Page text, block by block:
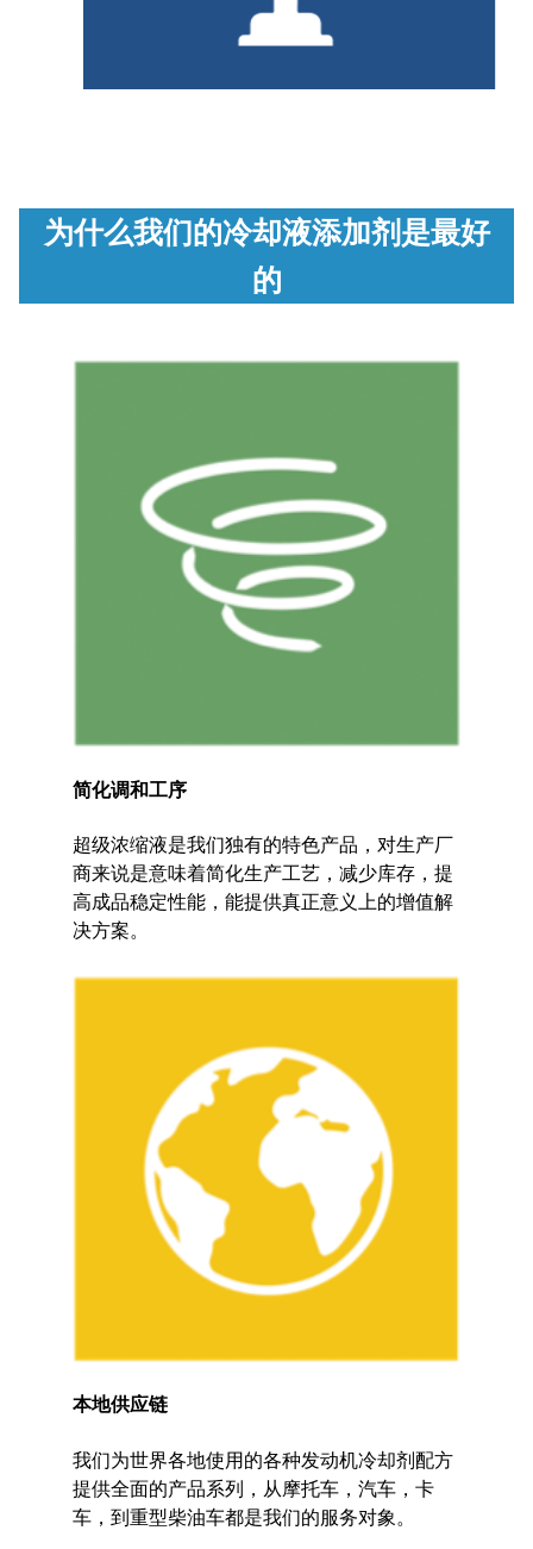
为什么我们的冷却液添加剂是最好
的
简化调和工序
超级浓缩液是我们独有的特色产品，对生产厂
商来说是意味着简化生产工艺，减少库存，提
高成品稳定性能，能提供真正意义上的增值解
决方案。
本地供应链
我们为世界各地使用的各种发动机冷却剂配方
提供全面的产品系列，从摩托车，汽车，卡
车，到重型柴油车都是我们的服务对象。